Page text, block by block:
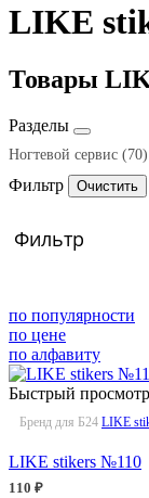
LIKE
Товары
Разделы
Ногтевой сервис (70)
Аксессуары
Ежедневники,
Дизайн(66)
Слайдеры,
Фильтр
Фильтр
по популярности
по цене
по алфавиту
Быстрый просмотр
Бренд для Б24 LIKE
LIKE stikers №110
110 ₽